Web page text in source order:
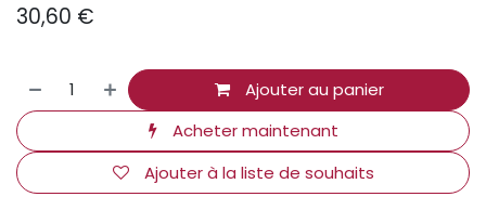
30,60 €
Ajouter au panier
Acheter maintenant
Ajouter à la liste de souhaits